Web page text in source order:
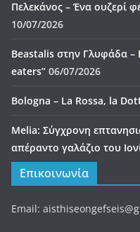
Πελεκάνος – Ένα ουζερί
10/07/2026
Beastalis στην Γλυφάδα –
eaters” 06/07/2026
Bologna – La Rossa, la
Melia: Σύγχρονη
απέραντο γαλάζιο του
Επικοινωνία
Email: